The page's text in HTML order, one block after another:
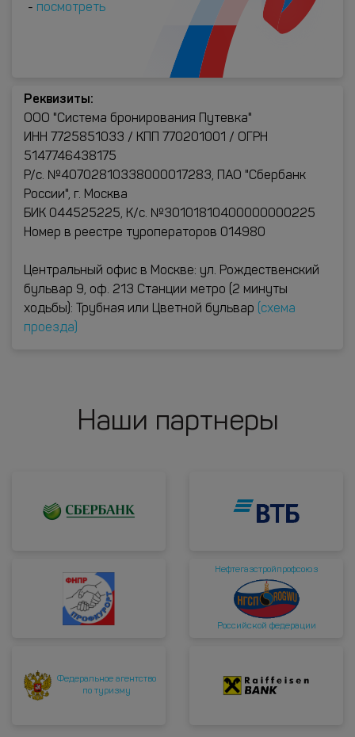
- посмотреть
Реквизиты:
ООО "Система бронирования Путевка"
ИНН 7725851033 / КПП 770201001 / ОГРН
5147746438175
Р/с. №40702810338000017283, ПАО "Сбербанк
России", г. Москва
БИК 044525225, К/с. №30101810400000000225
Номер в реестре туроператоров 014980
Центральный офис в Москве: ул. Рождественский
бульвар 9, оф. 213 Станции метро (2 минуты
ходьбы): Трубная или Цветной бульвар
(схема
проезда)
Наши партнеры
Нефтегазстройпрофсоюз
Российской федерации
Федеральное агентство
по туризму